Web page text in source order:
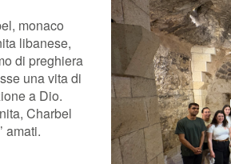
monaco
libanese,
di preghiera
una vita di
a Dio.
Charbel
amati.